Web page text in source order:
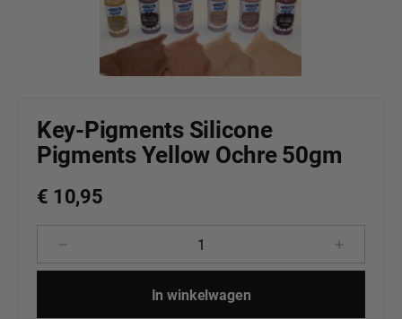
Key-Pigments Silicone
Pigments Yellow Ochre 50gm
€ 10,95
Producthoeveelheid: Voer de
In winkelwagen